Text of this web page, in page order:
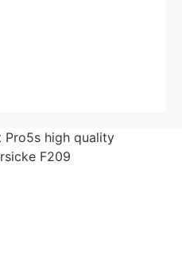
Pro5s high quality
F209